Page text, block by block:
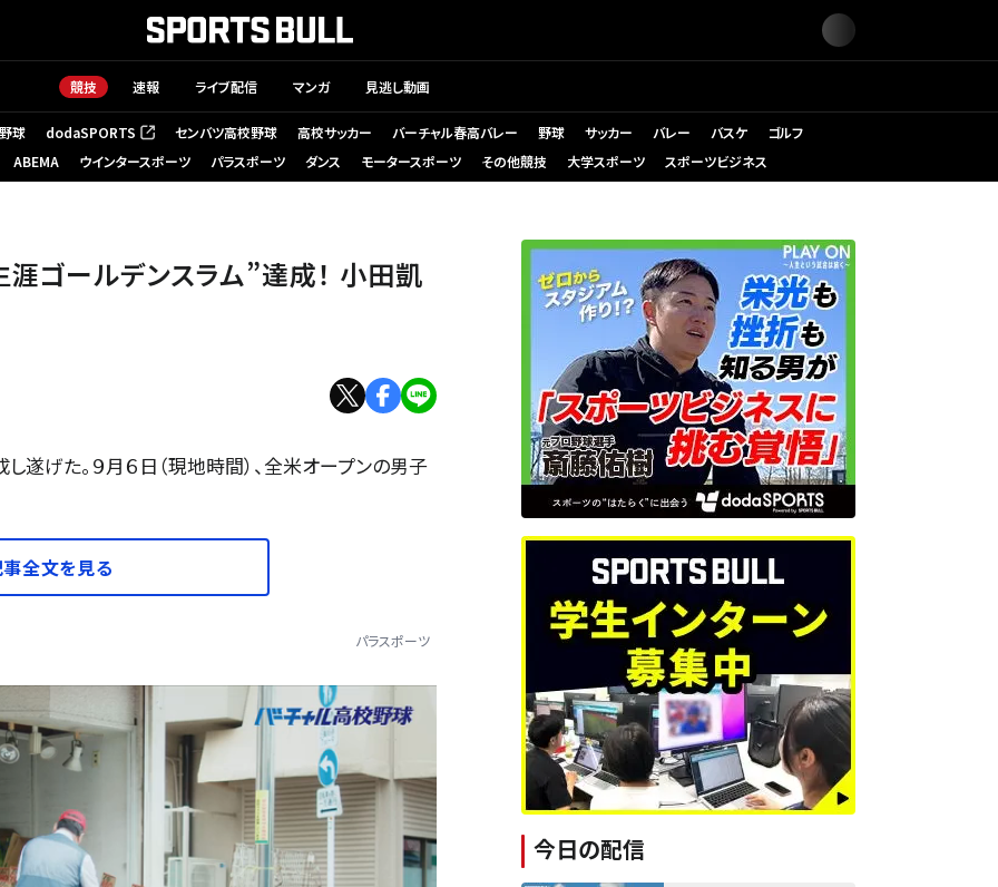
競技 速報 ライブ配信 マンガ 見逃し動画
球 dodaSPORTS
（新しいタブで開く） センバツ高校野球 高校サッカー バーチャル春高バレー 野球 サッカー バレー バスケ
ゴルフ
ABEMA
ウインタースポーツ パラスポーツ ダンス モータースポーツ その他競技 大学スポーツ スポーツビジネス
ゴールデンスラム”達成！ 小田凱
げた。９月６日（現地時間）、全米オープンの男子
全文を見る
パラスポーツ
今日の配信